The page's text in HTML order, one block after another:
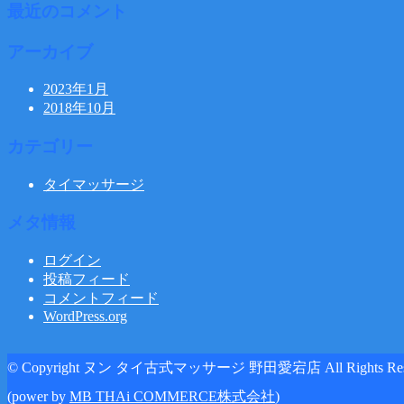
最近のコメント
アーカイブ
2023年1月
2018年10月
カテゴリー
タイマッサージ
メタ情報
ログイン
投稿フィード
コメントフィード
WordPress.org
© Copyright ヌン タイ古式マッサージ 野田愛宕店 All Rights
(power by MB THAi COMMERCE株式会社)